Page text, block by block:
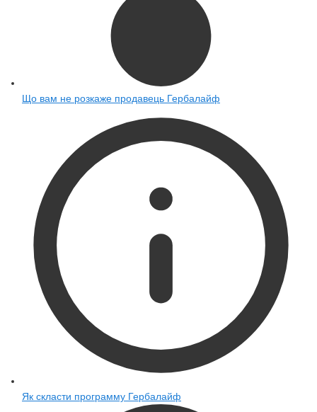
Що вам не розкаже продавець Гербалайф
Як скласти программу Гербалайф